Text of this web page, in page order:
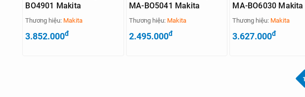
BO4901 Makita
Thương hiệu: Makita
3.852.000đ
MA-BO5041 Makita
Thương hiệu: Makita
2.495.000đ
MA-BO6030 Makita
Thương hiệu: Makita
3.627.000đ
1